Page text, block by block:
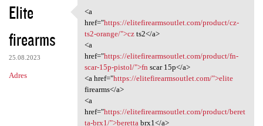
Elite
firearms
25.08.2023
Adres
<a href="https:/
<a
href="https://elitefirearmsoutlet.com/product/cz-
ts2-orange/">czts2</a>
<a
href="https://elitefirearmsoutlet.com/product/fn-
scar-15p-pistol/">fn scar 15p</a>
<a href="https://elitefirearmsoutlet.com/">elite
firearms</a>
<a
href="https://elitefirearmsoutlet.com/product/beret
ta-brx1/">beretta brx1</a>